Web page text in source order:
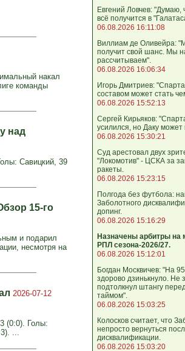
накал
команды
над
Савицкий, 39
15-го
и подарил
несмотря на
2026-07-12
(0:0). Голы:
...
Евгений Ловчев: "Думаю,
всё получится в
06.08.2026 16:11:08
Виллиам де Оливейра:
получит свой шанс. Мы
рассчитываем".
06.08.2026 16:06:34
Игорь Дмитриев:
составом может стать
06.08.2026 15:52:13
Сергей Кирьяков:
усилился, но Даку может
06.08.2026 15:30:21
Суд арестовал двух
"Локомотив" - ЦСКА за
ракеты.
06.08.2026 15:23:15
Полгода без футбола:
Заболотного
допинг.
06.08.2026 15:16:29
Назначены арбитры на
РПЛ сезона-2026/27.
06.08.2026 15:12:01
Богдан Москвичев: "На
здорово дзинькнуло. Не
подтолкнул штангу
таймом".
06.08.2026 15:03:25
Колосков считает, что
непросто вернуться
дисквалификации.
06.08.2026 15:03:20